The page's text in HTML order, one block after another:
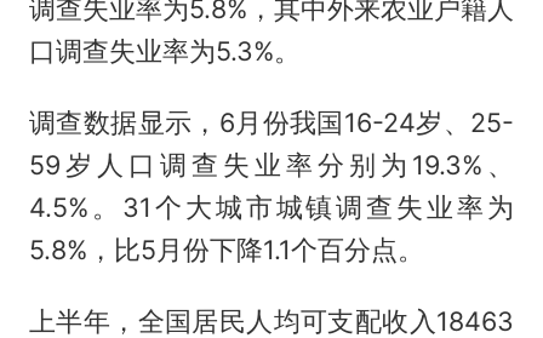
调查失业率为5.8%，其中外来农业户籍人
口调查失业率为5.3%。
调查数据显示，6月份我国16-24岁、25-
59岁人口调查失业率分别为19.3%、
4.5%。31个大城市城镇调查失业率为
5.8%，比5月份下降1.1个百分点。
上半年，全国居民人均可支配收入18463